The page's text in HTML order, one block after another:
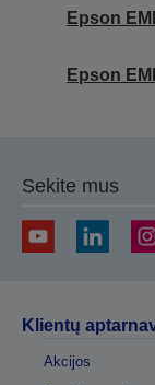
Epson
Epson
Sekite mus
Klientų
Akcijos